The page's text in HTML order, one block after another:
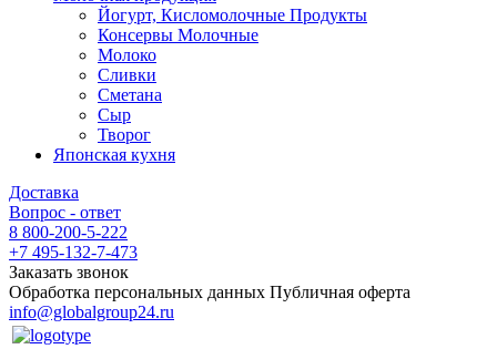
Йогурт, Кисломолочные Продукты
Консервы Молочные
Молоко
Сливки
Сметана
Сыр
Творог
Японская кухня
Доставка
Вопрос - ответ
8 800-200-5-222
+7 495-132-7-473
Заказать звонок
Обработка персональных данных Публичная оферта
info@globalgroup24.ru